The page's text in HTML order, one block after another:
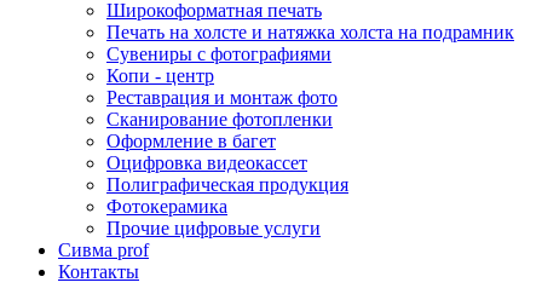
Широкоформатная печать
Печать на холсте и натяжка холста на подрамник
Сувениры с фотографиями
Копи - центр
Реставрация и монтаж фото
Сканирование фотопленки
Оформление в багет
Оцифровка видеокассет
Полиграфическая продукция
Фотокерамика
Прочие цифровые услуги
Сивма prof
Контакты